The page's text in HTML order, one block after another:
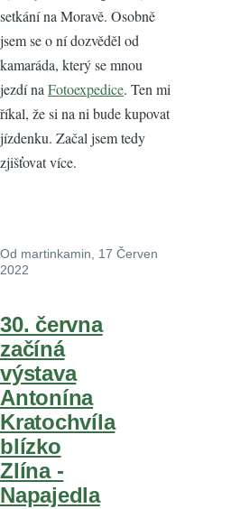
setkání na Moravě. Osobně
jsem se o ní dozvěděl od
kamaráda, který se mnou
jezdí na Fotoexpedice. Ten mi
říkal, že si na ni bude kupovat
jízdenku. Začal jsem tedy
zjišťovat více.
Od martinkamin , 17 Červen
2022
30. června
začíná
výstava
Antonína
Kratochvíla
blízko
Zlína -
Napajedla